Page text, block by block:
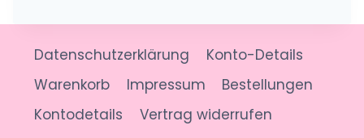
Datenschutzerklärung
Konto-Details
Warenkorb
Impressum
Bestellungen
Kontodetails
Vertrag widerrufen